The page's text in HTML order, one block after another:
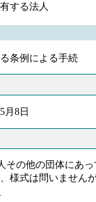
する法人
条例による手続
月8日
その他の団体にあ
様式は問いません